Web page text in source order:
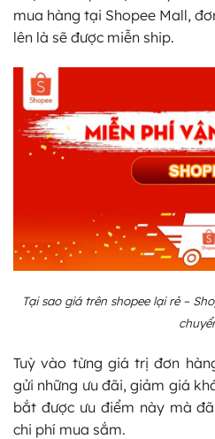
mua hàng tại Shopee Mall,
lên là sẽ được miễn ship.
Tại sao giá trên shopee lại rẻ –
Tuỳ vào từng giá trị đơn
gửi những ưu đãi, giảm giá
bắt được ưu điểm này mà
chi phí mua sắm.